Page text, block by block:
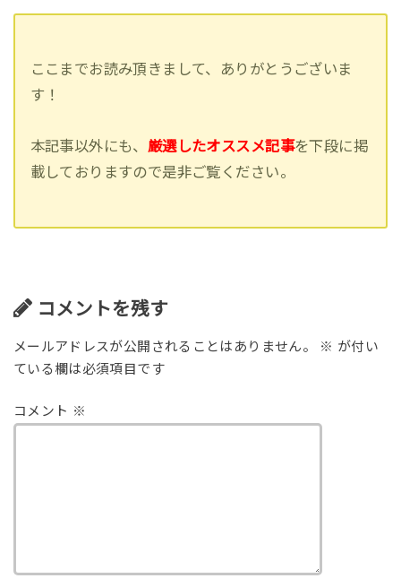
ここまでお読み頂きまして、ありがとうございま
す！
本記事以外にも、 厳選したオススメ記事を下段に掲
載しておりますので是非ご覧ください。
コメントを残す
メールアドレスが公開されることはありません。 ※ が付い
ている欄は必須項目です
コメント ※